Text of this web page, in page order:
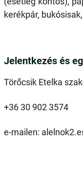
kerékpár,
Jelentkezés és
Törőcsik Etelka
+36 30 902 3574
e-mailen: